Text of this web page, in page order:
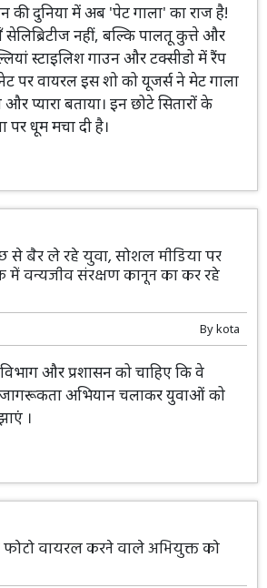
की दुनिया में अब 'पेट गाला' का राज है!
सेलिब्रिटीज नहीं, बल्कि पालतू कुत्ते और
स्टाइलिश गाउन और टक्सीडो में रैंप
पर वायरल इस शो को यूजर्स ने मेट गाला
प्यारा बताया। इन छोटे सितारों के
पर धूम मचा दी है।
से बैर ले रहे युवा, सोशल मीडिया पर
में वन्यजीव संरक्षण कानून का कर रहे
Bykota
और प्रशासन को चाहिए कि वे
अभियान चलाकर युवाओं को
।
फोटो वायरल करने वाले अभियुक्त को